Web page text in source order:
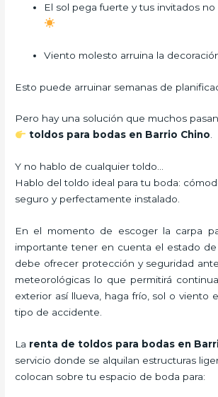
El sol pega fuerte y tus invitados
Viento molesto arruina la
Esto puede arruinar semanas de
Pero hay una solución que muchos
toldos para bodas en Barrio Chino.
Y no hablo de cualquier toldo…
Hablo del toldo ideal para tu boda:
seguro y perfectamente instalado.
En el momento de escoger la carpa
importante tener en cuenta el estado de
debe ofrecer protección y seguridad
meteorológicas lo que permitirá
exterior así llueva, haga frío, sol o viento
tipo de accidente.
La renta de toldos para bodas en
servicio donde se alquilan estructuras
colocan sobre tu espacio de boda para: